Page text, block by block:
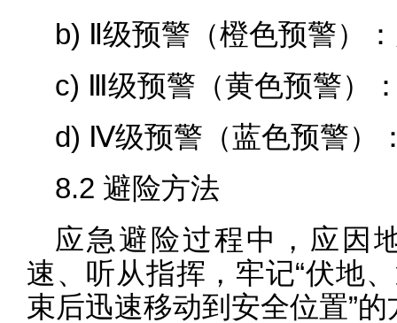
b) Ⅱ级预警（橙色预警）
c) Ⅲ级预警（黄色预警）
d) Ⅳ级预警（蓝色预警）
8.2 避险方法
应急避险过程中，应因
速、听从指挥，牢记“伏地
束后迅速移动到安全位置”